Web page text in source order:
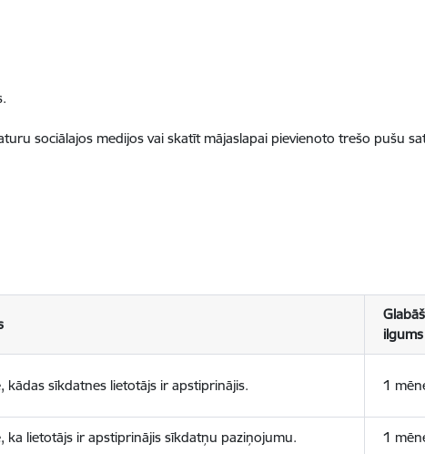
sociālajos medijos vai skatīt mājaslapai pievienoto trešo pušu
ilgums
kādas sīkdatnes lietotājs ir apstiprinājis. 1
ka lietotājs ir apstiprinājis sīkdatņu paziņojumu. 1